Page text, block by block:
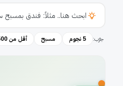
جرّب: 5 نجوم مسبح أقل من 500